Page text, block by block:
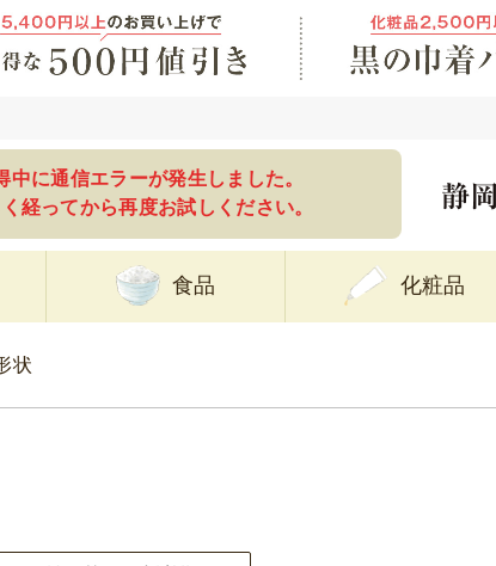
に通信エラーが発生しました。
経ってから再度お試しください。
食品 化粧品
状